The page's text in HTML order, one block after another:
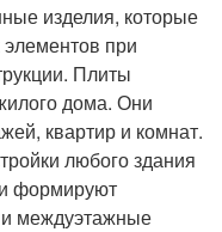
изделия, которые
при
Плиты
дома. Они
квартир и комнат.
любого здания
формируют
междуэтажные